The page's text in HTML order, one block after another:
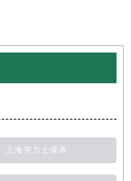
上海劳力士保养